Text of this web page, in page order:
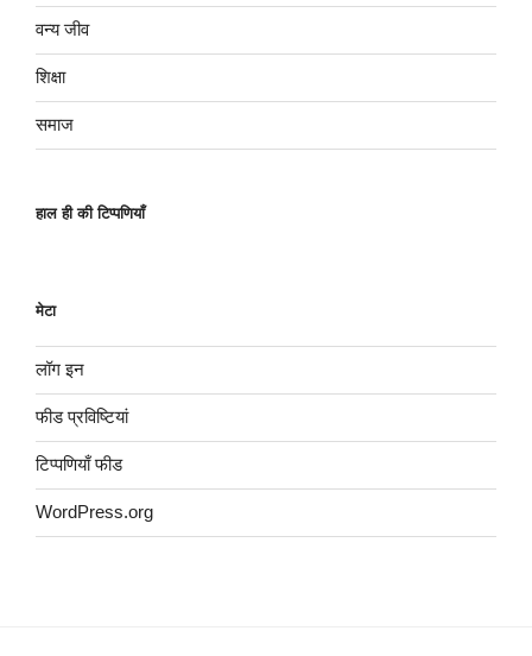
वन्य जीव
शिक्षा
समाज
हाल ही की टिप्पणियाँ
मेटा
लॉग इन
फीड प्रविष्टियां
टिप्पणियाँ फीड
WordPress.org